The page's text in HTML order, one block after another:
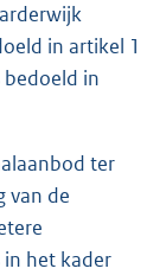
in artikel 1
bedoeld in
ter
van de
het kader